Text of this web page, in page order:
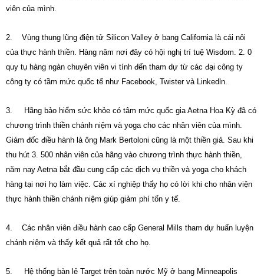
viên của mình.
2. Vùng thung lũng điện tử Silicon Valley ở bang California là cái nôi
của thực hành thiền. Hàng năm nơi đây có hội nghị trí tuệ Wisdom. 2. 0
quy tụ hàng ngàn chuyên viên vi tính đến tham dự từ các đại công ty
công ty có tầm mức quốc tế như Facebook, Twister và Linkedln.
3. Hãng bảo hiểm sức khỏe có tâm mức quốc gia Aetna Hoa Kỳ đã có
chương trình thiền chánh niệm và yoga cho các nhân viên của mình.
Giám đốc điều hành là ông Mark Bertoloni cũng là một thiền giả. Sau khi
thu hút 3. 500 nhân viên của hãng vào chương trình thực hành thiền,
năm nay Aetna bắt đầu cung cấp các dịch vụ thiền và yoga cho khách
hàng tại nơi họ làm việc. Các xí nghiệp thấy họ có lời khi cho nhân viện
thực hành thiền chánh niệm giúp giảm phí tổn y tế.
4. Các nhân viên điều hành cao cấp General Mills tham dự huấn luyện
chánh niệm và thấy kết quả rất tốt cho họ.
5. Hệ thống bàn lẻ Target trên toàn nước Mỹ ở bang Minneapolis